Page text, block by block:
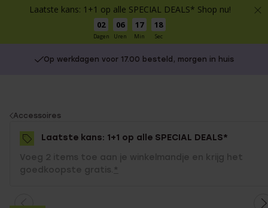
Laatste kans: 1+1 op alle SPECIAL DEALS* Shop nu!
02
Dagen
06
Uren
17
Min
18
Sec
Op werkdagen voor 17.00 besteld, morgen in huis
You
are
here:
Accessoires
Laatste kans: 1+1 op alle SPECIAL DEALS*
Voeg 2 items toe aan je winkelmandje en krijg het
goedkoopste gratis. *